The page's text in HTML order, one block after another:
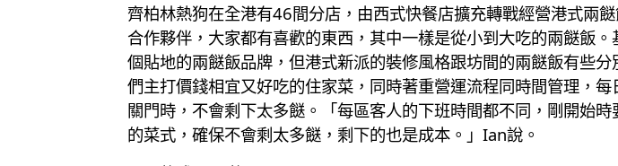
齊柏林熱狗在全港有46間分店，由西式快餐店擴充轉戰經營港式兩
合作夥伴，大家都有喜歡的東西，其中一樣是從小到大吃的兩餸飯
個貼地的兩餸飯品牌，但港式新派的裝修風格跟坊間的兩餸飯有些
們主打價錢相宜又好吃的住家菜，同時著重營運流程同時間管理，
關門時，不會剩下太多餸。「每區客人的下班時間都不同，剛開始
的菜式，確保不會剩太多餸，剩下的也是成本。」Ian說。